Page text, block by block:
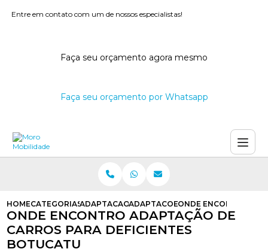
Entre em contato com um de nossos especialistas!
Faça seu orçamento agora mesmo
Faça seu orçamento por Whatsapp
HOMECATEGORIASADAPTACAO DE CARROSADAPTACOES PARA CARROS DE
ONDE ENCONTRO
ONDE ENCONTRO ADAPTAÇÃO DE
CARROS PARA DEFICIENTES
BOTUCATU